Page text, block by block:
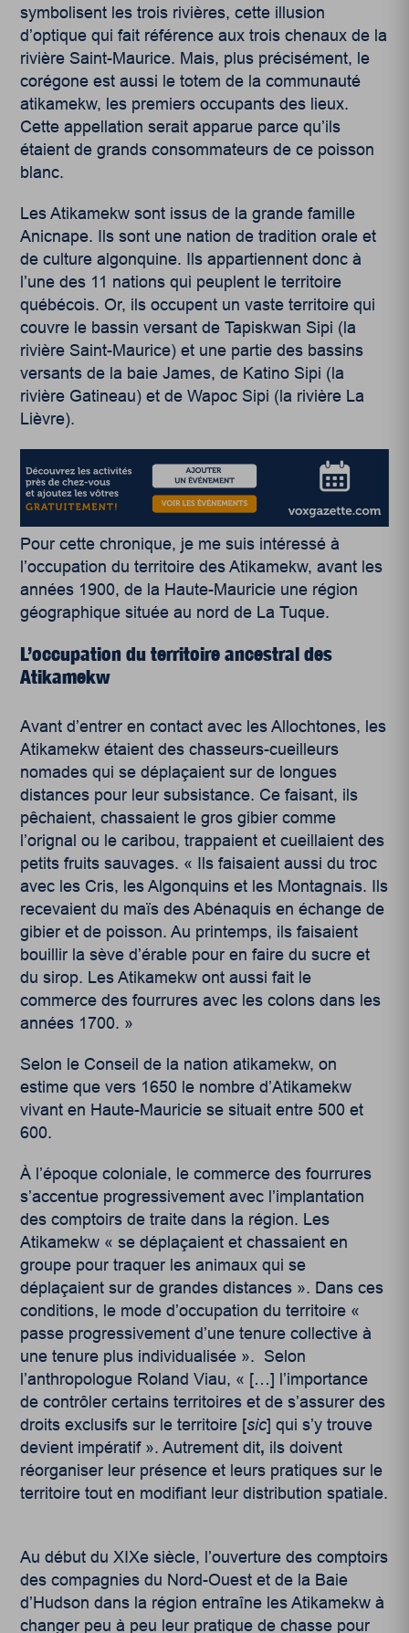
symbolisent les trois rivières, cette illusion
d’optique qui fait référence aux trois chenaux de la
rivière Saint-Maurice. Mais, plus précisément, le
corégone est aussi le totem de la communauté
atikamekw, les premiers occupants des lieux.
Cette appellation serait apparue parce qu’ils
étaient de grands consommateurs de ce poisson
blanc.
Les Atikamekw sont issus de la grande famille
Anicnape. Ils sont une nation de tradition orale et
de culture algonquine. Ils appartiennent donc à
l’une des 11 nations qui peuplent le territoire
québécois. Or, ils occupent un vaste territoire qui
couvre le bassin versant de Tapiskwan Sipi (la
rivière Saint-Maurice) et une partie des bassins
versants de la baie James, de Katino Sipi (la
rivière Gatineau) et de Wapoc Sipi (la rivière La
Lièvre).
Pour cette chronique, je me suis intéressé à
l’occupation du territoire des Atikamekw, avant les
années 1900, de la Haute-Mauricie une région
géographique située au nord de La Tuque.
L’occupation du territoire ancestral des
Atikamekw
Avant d’entrer en contact avec les Allochtones, les
Atikamekw étaient des chasseurs-cueilleurs
nomades qui se déplaçaient sur de longues
distances pour leur subsistance. Ce faisant, ils
pêchaient, chassaient le gros gibier comme
l’orignal ou le caribou, trappaient et cueillaient des
petits fruits sauvages. « Ils faisaient aussi du troc
avec les Cris, les Algonquins et les Montagnais. Ils
recevaient du maïs des Abénaquis en échange de
gibier et de poisson. Au printemps, ils faisaient
bouillir la sève d’érable pour en faire du sucre et
du sirop. Les Atikamekw ont aussi fait le
commerce des fourrures avec les colons dans les
années 1700. »
Selon le Conseil de la nation atikamekw, on
estime que vers 1650 le nombre d’Atikamekw
vivant en Haute-Mauricie se situait entre 500 et
600.
À l’époque coloniale, le commerce des fourrures
s’accentue progressivement avec l’implantation
des comptoirs de traite dans la région. Les
Atikamekw « se déplaçaient et chassaient en
groupe pour traquer les animaux qui se
déplaçaient sur de grandes distances ». Dans ces
conditions, le mode d’occupation du territoire «
passe progressivement d’une tenure collective à
une tenure plus individualisée ». Selon
l’anthropologue Roland Viau, « […] l’importance
de contrôler certains territoires et de s’assurer des
droits exclusifs sur le territoire [sic] qui s’y trouve
devient impératif ». Autrement dit, ils doivent
réorganiser leur présence et leurs pratiques sur le
territoire tout en modifiant leur distribution spatiale.
Au début du XIXe siècle, l’ouverture des comptoirs
des compagnies du Nord-Ouest et de la Baie
d’Hudson dans la région entraîne les Atikamekw à
changer peu à peu leur pratique de chasse pour